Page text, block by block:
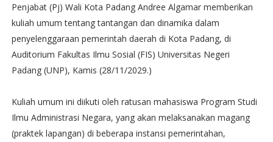
Penjabat (Pj) Wali Kota Padang Andree Algamar memberikan
kuliah umum tentang tantangan dan dinamika dalam
penyelenggaraan pemerintah daerah di Kota Padang, di
Auditorium Fakultas Ilmu Sosial (FIS) Universitas Negeri
Padang (UNP), Kamis (28/11/2029.)
Kuliah umum ini diikuti oleh ratusan mahasiswa Program Studi
Ilmu Administrasi Negara, yang akan melaksanakan magang
(praktek lapangan) di beberapa instansi pemerintahan,